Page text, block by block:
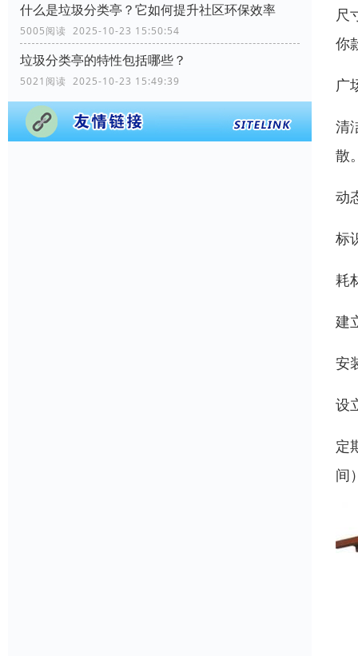
什么是垃圾分类亭？它如何提升社区环保效率
5005阅读 2025-10-23 15:50:54
垃圾分类亭的特性包括哪些？
5021阅读 2025-10-23 15:49:39
尺
你
广
清
散
动
标
耗
建
安
设
定
间